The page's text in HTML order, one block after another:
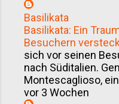
Basilikata
Basilikata: Ein
Besuchern
sich vor seinen
nach Süditalien.
Montescaglioso,
vor 3 Wochen